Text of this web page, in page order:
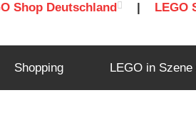
Shop Deutschland LEGO
Shopping LEGO in